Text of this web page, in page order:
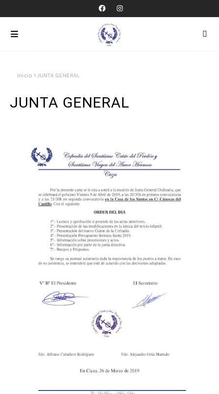
Inicio JUNTA GENERAL
JUNTA GENERAL